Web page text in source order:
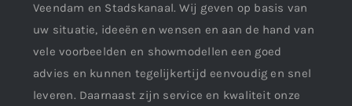
Veendam en Stadskanaal. Wij geven op basis van
uw situatie, ideeën en wensen en aan de hand van
vele voorbeelden en showmodellen een goed
advies en kunnen tegelijkertijd eenvoudig en snel
leveren. Daarnaast zijn service en kwaliteit onze